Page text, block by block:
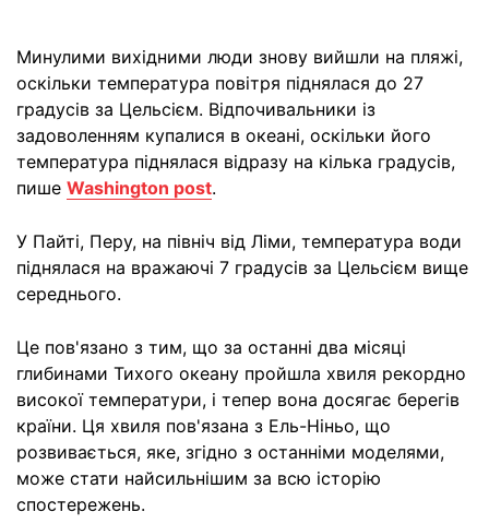
Минулими вихідними люди знову вийшли на пляжі,
оскільки температура повітря піднялася до 27
градусів за Цельсієм. Відпочивальники із
задоволенням купалися в океані, оскільки його
температура піднялася відразу на кілька градусів,
пише Washington post.
У Пайті, Перу, на північ від Ліми, температура води
піднялася на вражаючі 7 градусів за Цельсієм вище
середнього.
Це пов'язано з тим, що за останні два місяці
глибинами Тихого океану пройшла хвиля рекордно
високої температури, і тепер вона досягає берегів
країни. Ця хвиля пов'язана з Ель-Ніньо, що
розвивається, яке, згідно з останніми моделями,
може стати найсильнішим за всю історію
спостережень.